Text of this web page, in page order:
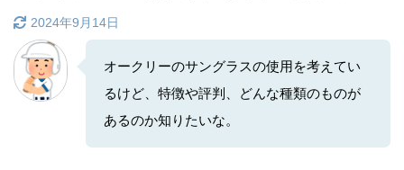
2024年9月14日
オークリーのサングラスの使用を考えてい
るけど、特徴や評判、どんな種類のものが
あるのか知りたいな。